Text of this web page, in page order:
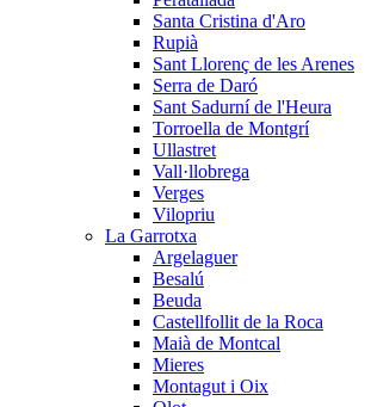
Santa Cristina d'Aro
Rupià
Sant Llorenç de les Arenes
Serra de Daró
Sant Sadurní de l'Heura
Torroella de Montgrí
Ullastret
Vall·llobrega
Verges
Vilopriu
La Garrotxa
Argelaguer
Besalú
Beuda
Castellfollit de la Roca
Maià de Montcal
Mieres
Montagut i Oix